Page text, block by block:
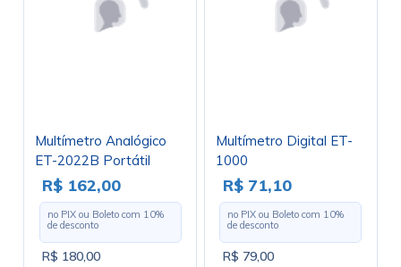
Multímetro Analógico
ET-2022B Portátil
R$ 162,00
no PIX ou Boleto com 10%
de desconto
R$ 180,00
Multímetro Digital ET-
1000
R$ 71,10
no PIX ou Boleto com 10%
de desconto
R$ 79,00